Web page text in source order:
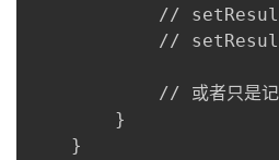
//
//
// 或者只是记
        }
    }